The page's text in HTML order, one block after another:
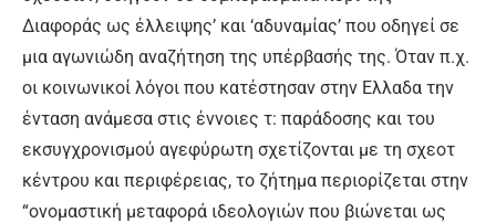
Διαφοράς ως έλλειψης’ και ‘αδυναμίας’ που οδηγεί σε
μια αγωνιώδη αναζήτηση της υπέρβασής της. Όταν π.χ.
οι κοινωνικοί λόγοι που κατέστησαν στην Ελλαδα την
ένταση ανάμεσα στις έννοιες τ: παράδοσης και του
εκσυγχρονισμού αγεφύρωτη σχετίζονται με τη σχεοτ
κέντρου και περιφέρειας, το ζήτημα περιορίζεται στην
“ονομαστική μεταφορά ιδεολογιών που βιώνεται ως